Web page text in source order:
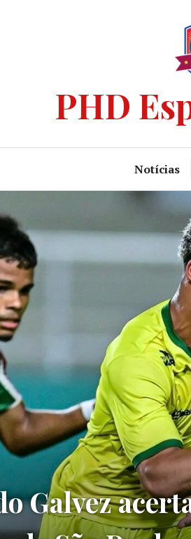
PHD
Notícias
Galvez